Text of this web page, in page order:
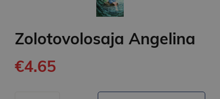
Zolotovolosaja Angelina
€4.65